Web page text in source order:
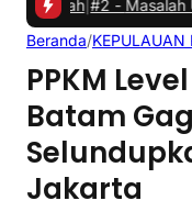
Masalah Utama
Beranda/KEPULAUAN
PPKM
Batam
Jakarta